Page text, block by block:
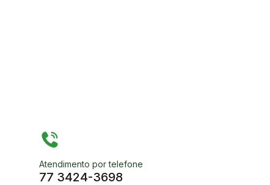
Atendimento por telefone
77 3424-3698